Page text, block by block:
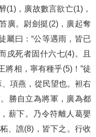
(1)，廣故數言欲亡(1)，
廣。尉劍挺(2)，廣起奪
屬曰：“公等遇雨，皆已
戍死者固什六七(4)。且
將相，寧有種乎(5)！”徒
、項燕，從民望也。袒右
勝自立為將軍，廣為都
薪下。乃令符離人葛嬰
、譙(8)，皆下之。行收